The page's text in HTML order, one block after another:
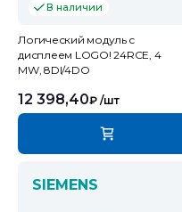
В наличии
Логический модуль c
дисплеем LOGO! 24RCE, 4
MW, 8DI/4DO
12 398,40₽ /шт
SIEMENS